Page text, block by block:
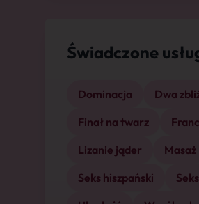
Świadczone
Dominacja
Dwa
Finał na twarz
Lizanie jąder
Masaż
Seks hiszpański